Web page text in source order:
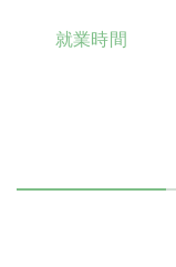
就業時間